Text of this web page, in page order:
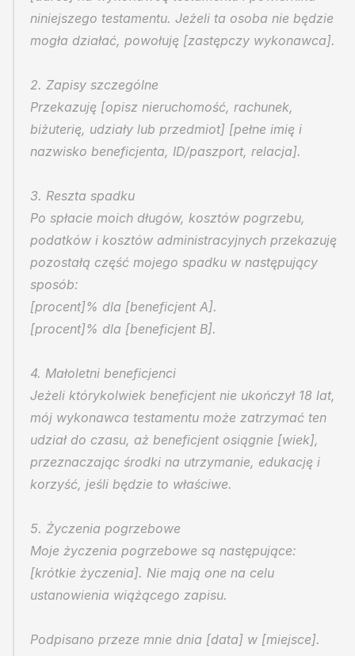
niniejszego testamentu. Jeżeli ta osoba nie będzie
mogła działać, powołuję [zastępczy wykonawca].
2. Zapisy szczególne
Przekazuję [opisz nieruchomość, rachunek,
biżuterię, udziały lub przedmiot] [pełne imię i
nazwisko beneficjenta, ID/paszport, relacja].
3. Reszta spadku
Po spłacie moich długów, kosztów pogrzebu,
podatków i kosztów administracyjnych przekazuję
pozostałą część mojego spadku w następujący
sposób:
[procent]% dla [beneficjent A].
[procent]% dla [beneficjent B].
4. Małoletni beneficjenci
Jeżeli którykolwiek beneficjent nie ukończył 18 lat,
mój wykonawca testamentu może zatrzymać ten
udział do czasu, aż beneficjent osiągnie [wiek],
przeznaczając środki na utrzymanie, edukację i
korzyść, jeśli będzie to właściwe.
5. Życzenia pogrzebowe
Moje życzenia pogrzebowe są następujące:
[krótkie życzenia]. Nie mają one na celu
ustanowienia wiążącego zapisu.
Podpisano przeze mnie dnia [data] w [miejsce].